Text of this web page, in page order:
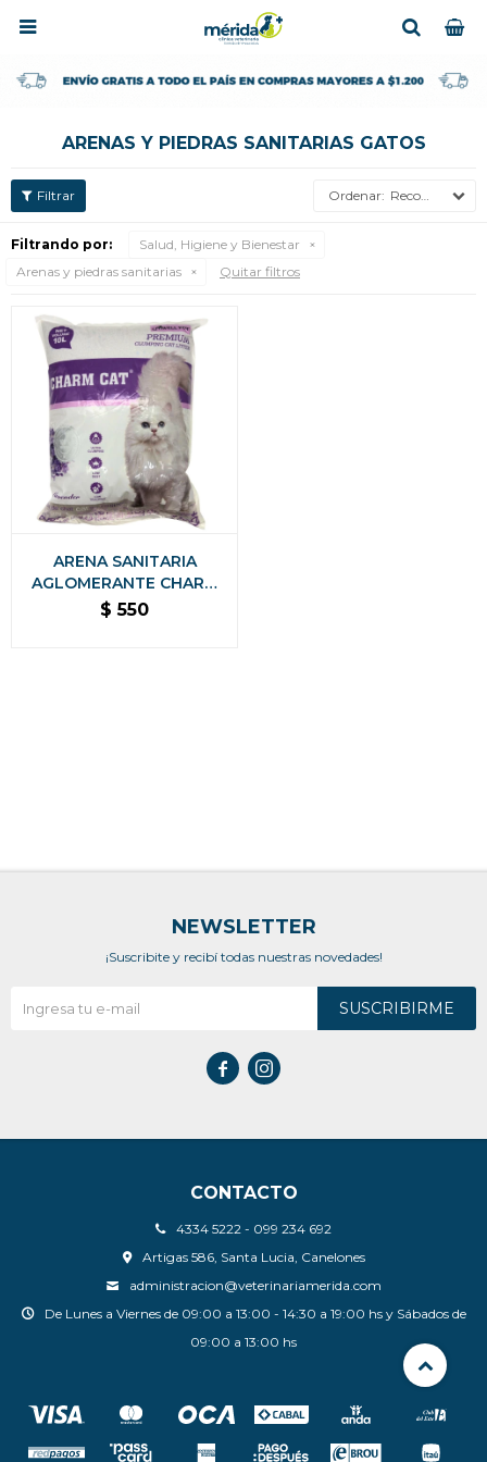

ARENAS Y PIEDRAS SANITARIAS GATOS
Recomendados
Filtrando por:
Salud, Higiene y Bienestar
Arenas y piedras sanitarias
Quitar filtros
ARENA SANITARIA
AGLOMERANTE CHARM
CAT PREMIUM BAJO
$ 550
CONTACTO
4334 5222 - 099 234 692
Artigas 586, Santa Lucia, Canelones
administracion@veterinariamerida.com
De Lunes a Viernes de 09:00 a 13:00 - 14:30 a 19:00 hs y Sábados de
09:00 a 13:00 hs
NEWSLETTER
¡Suscribite y recibí todas nuestras novedades!
SUSCRIBIRME
 